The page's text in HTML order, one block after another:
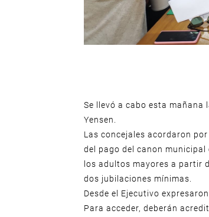
Se llevó a cabo esta mañana
Yensen.
Las concejales acordaron
del pago del canon
los adultos mayores a partir
dos jubilaciones mínimas.
Desde el Ejecutivo
Para acceder, deberán